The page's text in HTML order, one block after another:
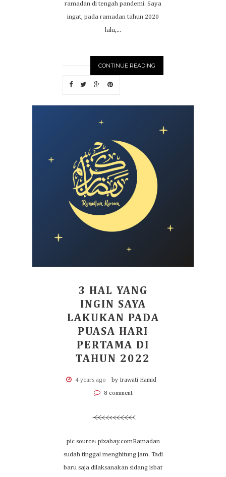
ramadan di tengah pandemi. Saya
ingat, pada ramadan tahun 2020
lalu,...
CONTINUE READING
3 HAL YANG
INGIN SAYA
LAKUKAN PADA
PUASA HARI
PERTAMA DI
TAHUN 2022
4 years ago by Irawati Hamid
8 comment
pic source: pixabay.comRamadan
sudah tinggal menghitung jam. Tadi
baru saja dilaksanakan sidang isbat